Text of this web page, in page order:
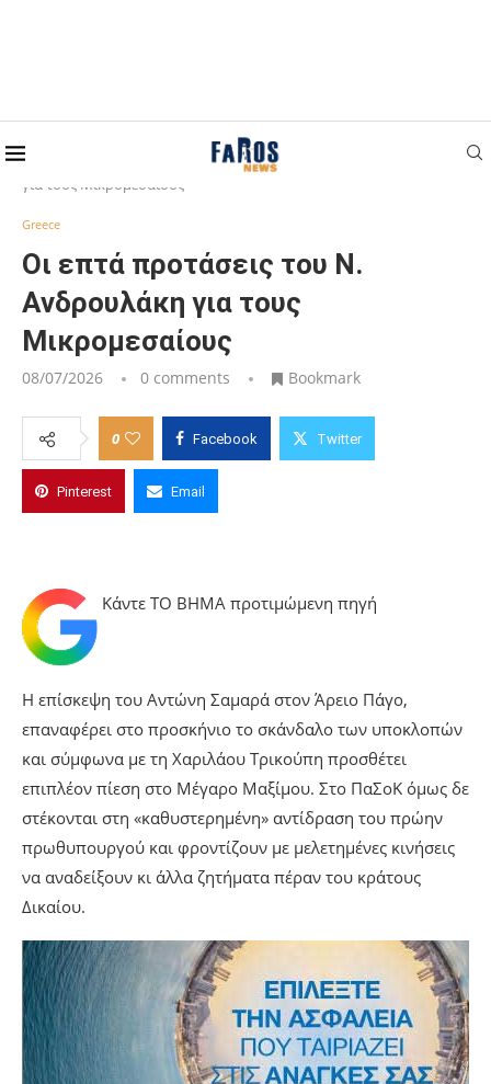
Home
Οι επτά προτάσεις του Ν. Ανδρουλάκη
για τους Μικρομεσαίους
Greece
Οι επτά προτάσεις του Ν.
Ανδρουλάκη για τους
Μικρομεσαίους
08/07/2026 0 comments Bookmark
0 Facebook Twitter
Pinterest Email
Κάντε TO BHMA προτιμώμενη πηγή
Η επίσκεψη του Αντώνη Σαμαρά στον Άρειο Πάγο,
επαναφέρει στο προσκήνιο το σκάνδαλο των υποκλοπών
και σύμφωνα με τη Χαριλάου Τρικούπη προσθέτει
επιπλέον πίεση στο Μέγαρο Μαξίμου. Στο ΠαΣοΚ όμως δε
στέκονται στη «καθυστερημένη» αντίδραση του πρώην
πρωθυπουργού και φροντίζουν με μελετημένες κινήσεις
να αναδείξουν κι άλλα ζητήματα πέραν του κράτους
Δικαίου.